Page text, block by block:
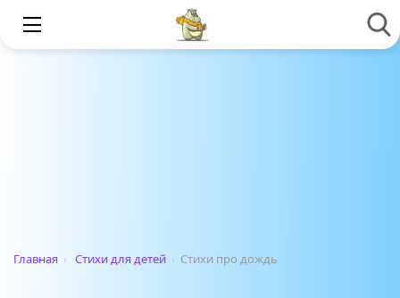
Главная › Стихи для детей › Стихи про дождь